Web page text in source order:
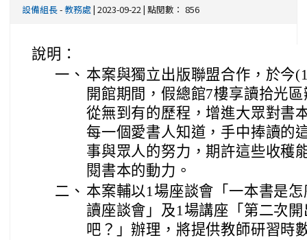
設備組長-教務處 | 2023-09-22 | 點閱數： 856
說明：
一、 本案與獨立出版聯盟合作，於今
開館期間，假總館7樓享讀拾光
從無到有的歷程，增進大眾對書
每一個愛書人知道，手中捧讀的
事與眾人的努力，期許這些收穫
閱書本的動力。
二、 本案輔以1場座談會「一本書是
讀座談會」及1場講座「第二次
吧？」辦理，將提供教師研習時